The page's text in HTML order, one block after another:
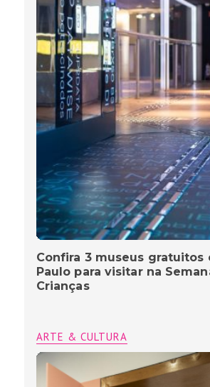
Confira 3 museus gratuitos
Paulo para visitar na
Crianças
ARTE & CULTURA